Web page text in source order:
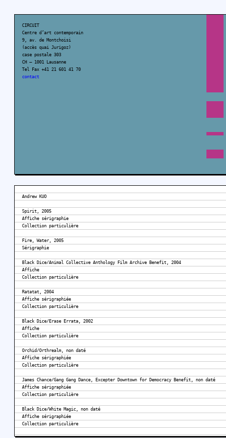
CIRCUIT
Centre d’art contemporain
9, av. de Montchoisi
(accès quai Jurigoz)
case postale 303
CH – 1001 Lausanne
Tel Fax +41 21 601 41 70
contact
Andrew KUO
Spirit, 2005
Affiche sérigraphie
Collection particulière
Fire, Water, 2005
Sérigraphie
Black Dice/Animal Collective Anthology Film Archive Benefit, 2004
Affiche
Collection particulière
Ratatat, 2004
Affiche sérigraphiée
Collection particulière
Black Dice/Erase Errata, 2002
Affiche
Collection particulière
Orchid/Orthrealm, non daté
Affiche sérigraphiée
Collection particulière
James Chance/Gang Gang Dance, Excepter Downtown for Democracy Benefit, non daté
Affiche sérigraphiée
Collection particulière
Black Dice/White Magic, non daté
Affiche sérigraphiée
Collection particulière